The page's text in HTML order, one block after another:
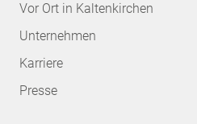
Vor Ort in Kaltenkirchen
Unternehmen
Karriere
Presse